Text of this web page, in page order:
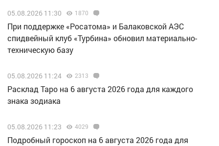
05.08.2026 11:30 1870
При поддержке «Росатома» и Балаковской АЭС
спидвейный клуб «Турбина» обновил материально-
техническую базу
05.08.2026 11:24 2313
Расклад Таро на 6 августа 2026 года для каждого
знака зодиака
05.08.2026 11:23 4029
Подробный гороскоп на 6 августа 2026 года для